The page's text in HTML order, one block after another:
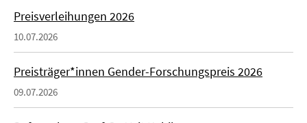
Preisverleihungen 2026
10.07.2026
Preisträger*innen Gender-Forschungspreis 2026
09.07.2026